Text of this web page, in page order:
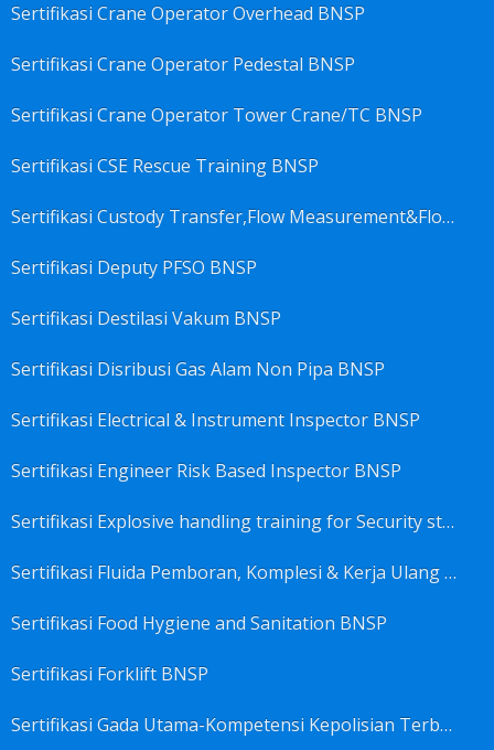
Sertifikasi Crane Operator Overhead BNSP
Sertifikasi Crane Operator Pedestal BNSP
Sertifikasi Crane Operator Tower Crane/TC BNSP
Sertifikasi CSE Rescue Training BNSP
Sertifikasi Custody Transfer,Flow Measurement&Flow Meter (Harga Khusus) BNSP
Sertifikasi Deputy PFSO BNSP
Sertifikasi Destilasi Vakum BNSP
Sertifikasi Disribusi Gas Alam Non Pipa BNSP
Sertifikasi Electrical & Instrument Inspector BNSP
Sertifikasi Engineer Risk Based Inspector BNSP
Sertifikasi Explosive handling training for Security staffs BNSP
Sertifikasi Fluida Pemboran, Komplesi & Kerja Ulang Sumur BNSP
Sertifikasi Food Hygiene and Sanitation BNSP
Sertifikasi Forklift BNSP
Sertifikasi Gada Utama-Kompetensi Kepolisian Terbatas Sektor Industri Migas BNSP